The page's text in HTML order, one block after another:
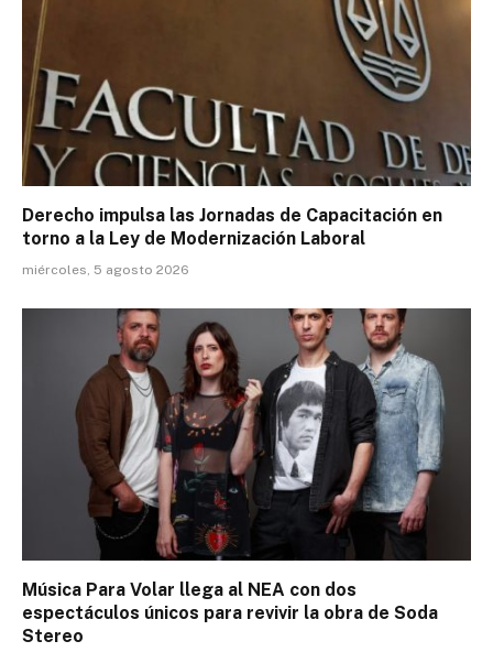
Derecho impulsa las Jornadas de Capacitación en
torno a la Ley de Modernización Laboral
miércoles, 5 agosto 2026
Música Para Volar llega al NEA con dos
espectáculos únicos para revivir la obra de Soda
Stereo